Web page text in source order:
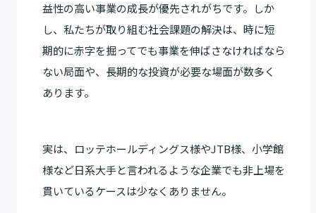
益性の高い事業の成長が優先されがちです。しか
し、私たちが取り組む社会課題の解決は、時に短
期的に赤字を掘ってでも事業を伸ばさなければなら
ない局面や、長期的な投資が必要な場面が数多く
あります。
実は、ロッテホールディングス様やJTB様、小学館
様など日系大手と言われるような企業でも非上場を
貫いているケースは少なくありません。